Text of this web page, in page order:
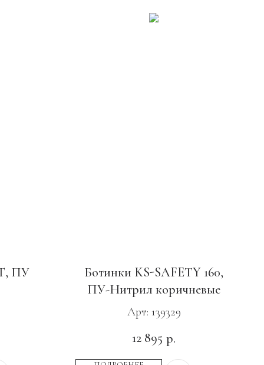
ПУ
Ботинки KS-SAFETY 160,
ПУ-Нитрил коричневые
Арт: 139329
12 895 р.